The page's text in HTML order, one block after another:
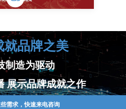
就品牌之美
制造为驱动
展示品牌成就之作
需求，快速来电咨询